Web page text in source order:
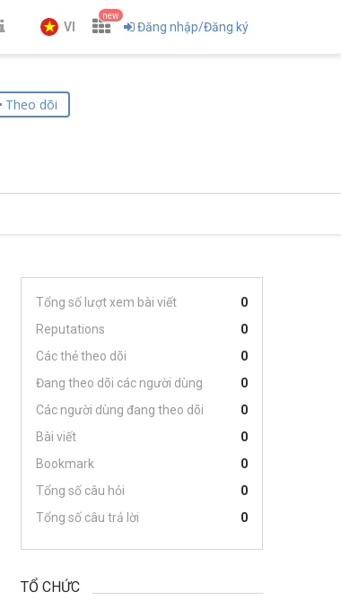
VI
new
Đăng nhập/Đăng ký
Theo dõi
Tổng số lượt xem bài viết
0
Reputations
0
Các thẻ theo dõi
0
Đang theo dõi các người dùng
0
Các người dùng đang theo dõi
0
Bài viết
0
Bookmark
0
Tổng số câu hỏi
0
Tổng số câu trả lời
0
TỔ CHỨC